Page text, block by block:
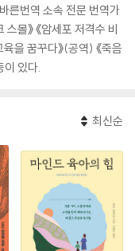
른번역 소속 전문 번역가
몰》 《암세포 저격수 비
육을 꿈꾸다》(공역) 《죽음
이 있다.
최신순